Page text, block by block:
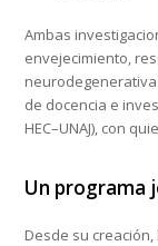
Ambas
envejecimiento,
de docencia e
HEC–UNAJ), con
Un programa
Desde su